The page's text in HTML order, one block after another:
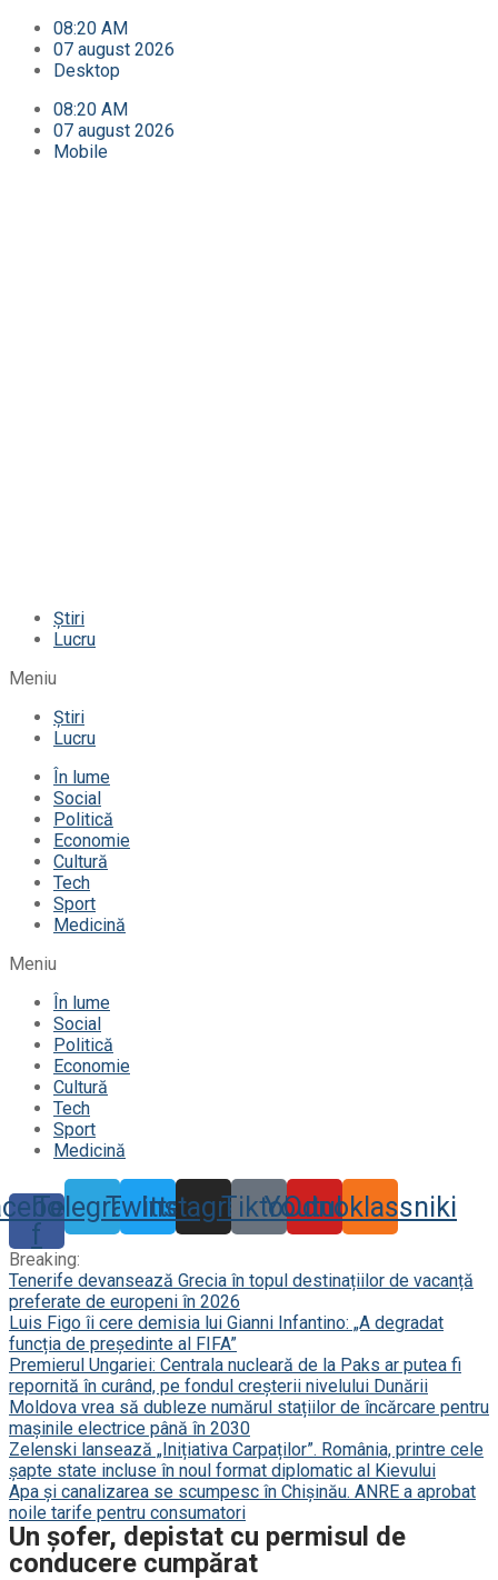
08:20 AM
07 august 2026
Desktop
08:20 AM
07 august 2026
Mobile
Știri
Lucru
Meniu
Știri
Lucru
În lume
Social
Politică
Economie
Cultură
Tech
Sport
Medicină
Meniu
În lume
Social
Politică
Economie
Cultură
Tech
Sport
Medicină
f
TelegramTwitter
Instagram
TiktokYoutube
Odnoklassniki
Breaking:
Tenerife devansează Grecia în topul destinațiilor de vacanță
preferate de europeni în 2026
Luis Figo îi cere demisia lui Gianni Infantino: „A degradat
funcția de președinte al FIFA”
Premierul Ungariei: Centrala nucleară de la Paks ar putea fi
repornită în curând, pe fondul creșterii nivelului Dunării
Moldova vrea să dubleze numărul stațiilor de încărcare pentru
mașinile electrice până în 2030
Zelenski lansează „Inițiativa Carpaților”. România, printre cele
șapte state incluse în noul format diplomatic al Kievului
Apa și canalizarea se scumpesc în Chișinău. ANRE a aprobat
noile tarife pentru consumatori
Un șofer, depistat cu permisul de
conducere cumpărat